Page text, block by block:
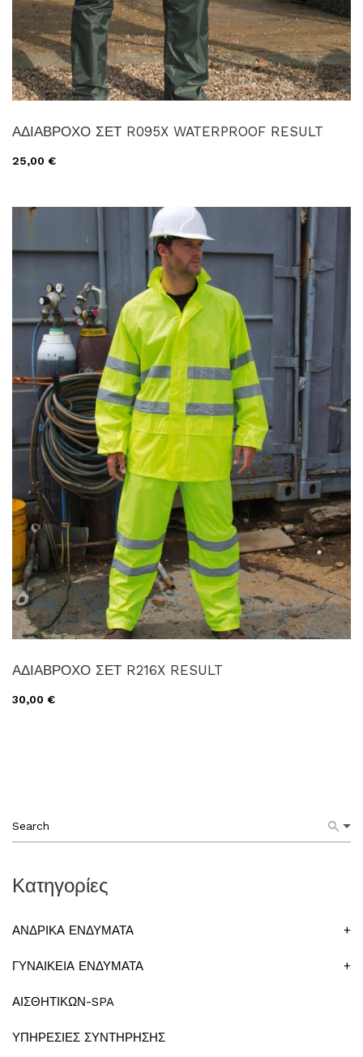
Κατηγορίες
ΑΝΔΡΙΚΑ ΕΝΔΥΜΑΤΑ +
ΓΥΝΑΙΚΕΙΑ ΕΝΔΥΜΑΤΑ +
ΑΙΣΘΗΤΙΚΩΝ-SPA
ΥΠΗΡΕΣΙΕΣ ΣΥΝΤΗΡΗΣΗΣ
ΑΔΙΑΒΡΟΧΟ ΣΕΤ R095X WATERPROOF RESULT
25,00 €
ΑΔΙΑΒΡΟΧΟ ΣΕΤ R216X RESULT
30,00 €